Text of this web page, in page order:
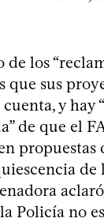
de los
que sus
y hay
de que el
propuestas
de
Policía no